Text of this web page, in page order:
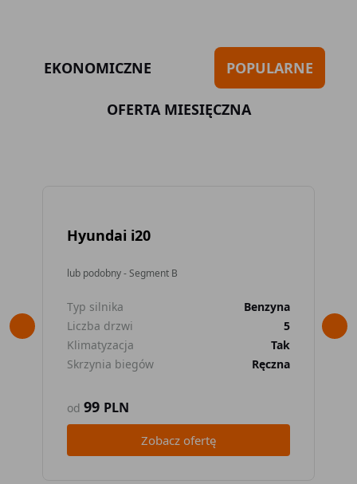
EKONOMICZNE POPULARNE
OFERTA MIESIĘCZNA
Hyundai i20
lub podobny - Segment B
Typ silnika
Benzyna
Liczba drzwi
5
Klimatyzacja
Tak
Skrzynia biegów
Ręczna
od 99 PLN
Zobacz ofertę